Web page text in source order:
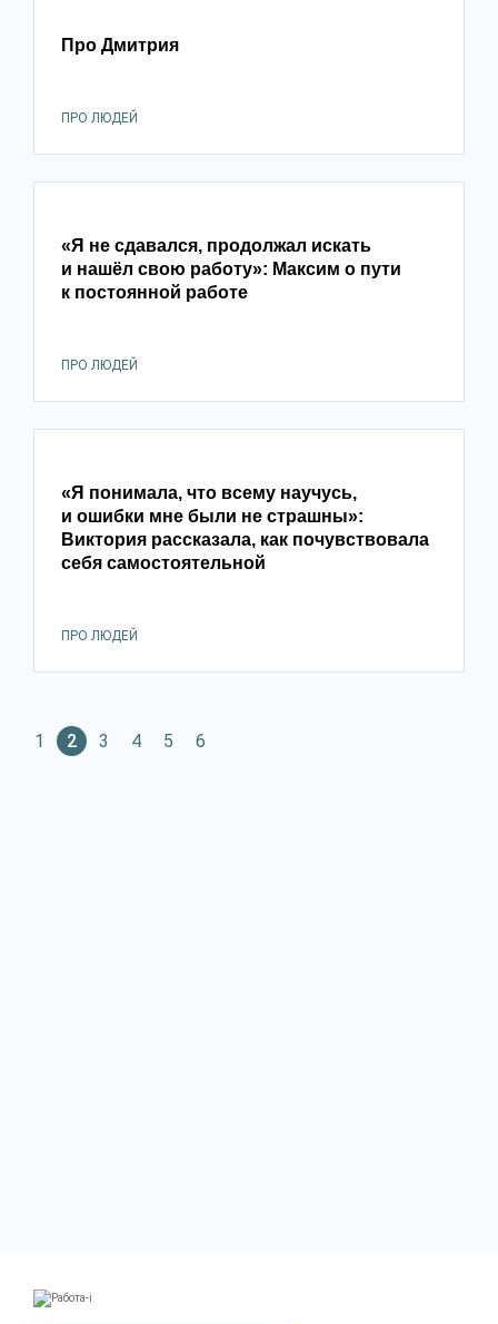
Про Дмитрия
ПРО ЛЮДЕЙ
«Я не сдавался, продолжал искать
и нашёл свою работу»: Максим о пути
к постоянной работе
ПРО ЛЮДЕЙ
«Я понимала, что всему научусь,
и ошибки мне были не страшны»:
Виктория рассказала, как почувствовала
себя самостоятельной
ПРО ЛЮДЕЙ
1 2 3 4 5 6